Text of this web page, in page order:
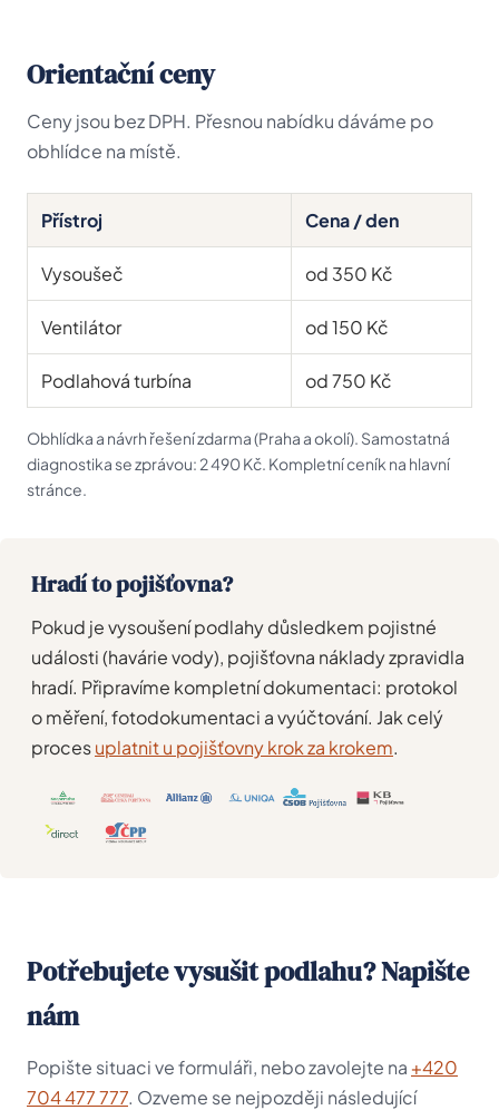
Orientační ceny
Ceny jsou bez DPH. Přesnou nabídku dáváme po
obhlídce na místě.
Přístroj Cena / den
Vysoušeč od 350 Kč
Ventilátor od 150 Kč
Podlahová turbína od 750 Kč
Obhlídka a návrh řešení zdarma (Praha a okolí). Samostatná
diagnostika se zprávou: 2 490 Kč. Kompletní ceník na hlavní
stránce.
Hradí to pojišťovna?
Pokud je vysoušení podlahy důsledkem pojistné
události (havárie vody), pojišťovna náklady zpravidla
hradí. Připravíme kompletní dokumentaci: protokol
o měření, fotodokumentaci a vyúčtování. Jak celý
procesuplatnit u pojišťovny krok za krokem.
Potřebujete vysušit podlahu? Napište
nám
Popište situaci ve formuláři, nebo zavolejte na +420
704 477 777. Ozveme se nejpozději následující